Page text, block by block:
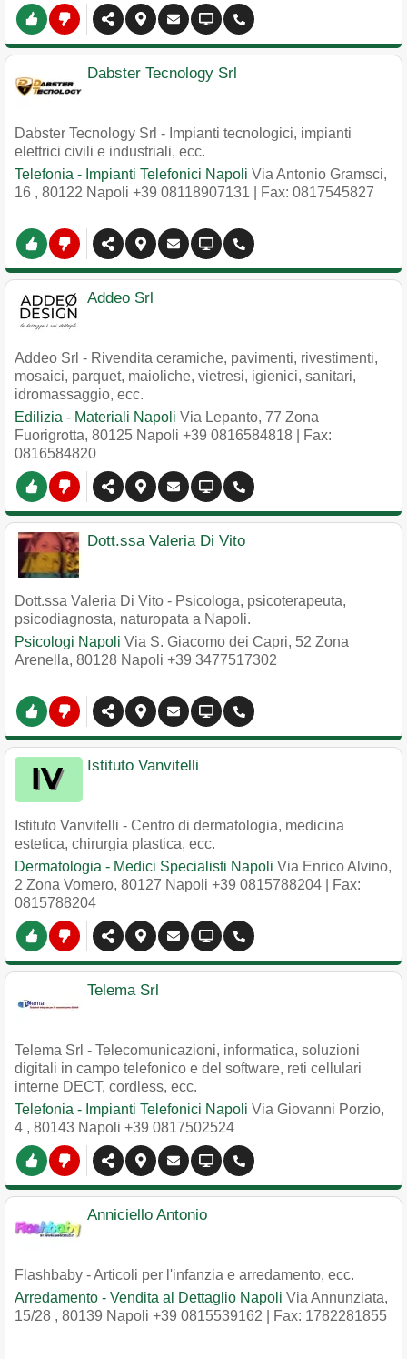
Dabster Tecnology Srl
Dabster Tecnology Srl - Impianti tecnologici, impianti
elettrici civili e industriali, ecc.
Telefonia - Impianti Telefonici Napoli Via Antonio Gramsci,
16 , 80122 Napoli +39 08118907131 | Fax: 0817545827
Addeo Srl
Addeo Srl - Rivendita ceramiche, pavimenti, rivestimenti,
mosaici, parquet, maioliche, vietresi, igienici, sanitari,
idromassaggio, ecc.
Edilizia - Materiali Napoli Via Lepanto, 77 Zona
Fuorigrotta, 80125 Napoli +39 0816584818 | Fax:
0816584820
Dott.ssa Valeria Di Vito
Dott.ssa Valeria Di Vito - Psicologa, psicoterapeuta,
psicodiagnosta, naturopata a Napoli.
Psicologi Napoli Via S. Giacomo dei Capri, 52 Zona
Arenella, 80128 Napoli +39 3477517302
Istituto Vanvitelli
Istituto Vanvitelli - Centro di dermatologia, medicina
estetica, chirurgia plastica, ecc.
Dermatologia - Medici Specialisti Napoli Via Enrico Alvino,
2 Zona Vomero, 80127 Napoli +39 0815788204 | Fax:
0815788204
Telema Srl
Telema Srl - Telecomunicazioni, informatica, soluzioni
digitali in campo telefonico e del software, reti cellulari
interne DECT, cordless, ecc.
Telefonia - Impianti Telefonici Napoli Via Giovanni Porzio,
4 , 80143 Napoli +39 0817502524
Anniciello Antonio
Flashbaby - Articoli per l'infanzia e arredamento, ecc.
Arredamento - Vendita al Dettaglio Napoli Via Annunziata,
15/28 , 80139 Napoli +39 0815539162 | Fax: 1782281855